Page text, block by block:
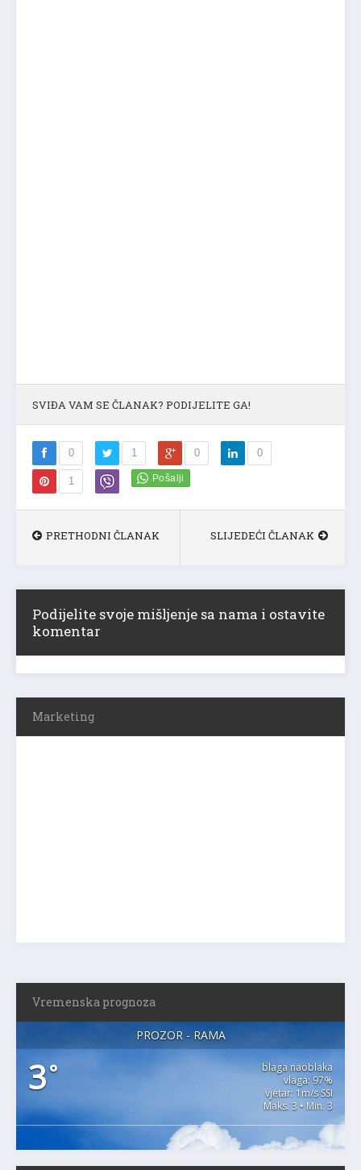
SVIĐA VAM SE ČLANAK? PODIJELITE GA!
0 1 0 0
1
PRETHODNI ČLANAK SLIJEDEĆI ČLANAK
Podijelite svoje mišljenje sa nama i ostavite
komentar
Marketing
Vremenska prognoza
PROZOR - RAMA
3°
blaga naoblaka
vlaga: 97%
vjetar: 1m/s SSI
Maks. 3 • Min. 3